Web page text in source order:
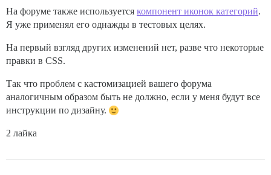
На форуме также используется компонент иконок категорий.
Я уже применял его однажды в тестовых целях.
На первый взгляд других изменений нет, разве что некоторые
правки в CSS.
Так что проблем с кастомизацией вашего форума
аналогичным образом быть не должно, если у меня будут все
инструкции по дизайну.
2 лайка